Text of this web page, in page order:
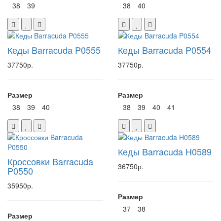
38
39
38
40
Кеды Barracuda P0555
37750р.
Размер
38
39 40
Кеды Barracuda P0554
37750р.
Размер
38
39 40 41
Кроссовки Barracuda
P0550
35950р.
Размер
Кеды Barracuda H0589
36750р.
Размер
37
38